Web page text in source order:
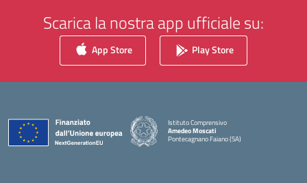
Scarica la nostra app ufficiale su:
App Store Play Store
Istituto Comprensivo
Amedeo Moscati
Pontecagnano Faiano (SA)
— Visita la pagina iniziale della scuola